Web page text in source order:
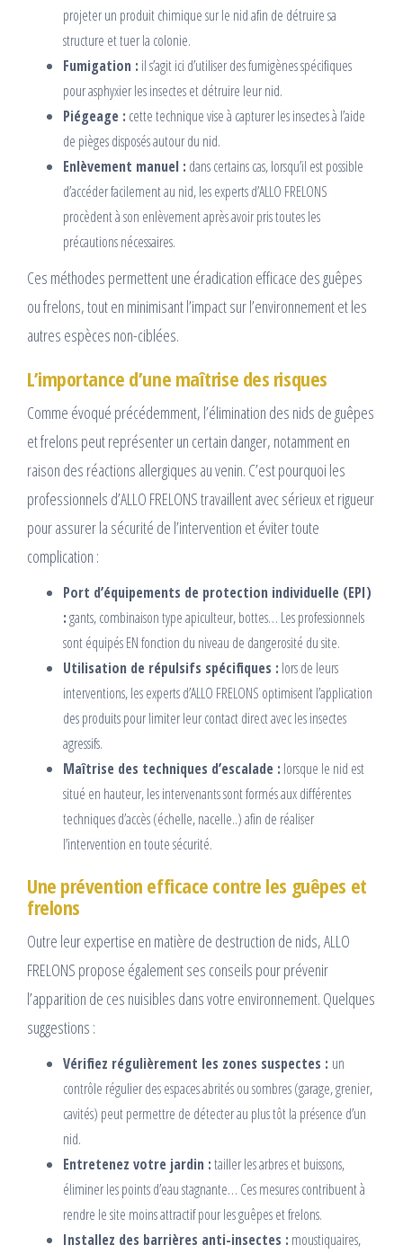
projeter un produit chimique sur le nid afin de détruire sa
structure et tuer la colonie.
Fumigation : il s’agit ici d’utiliser des fumigènes spécifiques
pour asphyxier les insectes et détruire leur nid.
Piégeage : cette technique vise à capturer les insectes à l’aide
de pièges disposés autour du nid.
Enlèvement manuel : dans certains cas, lorsqu’il est possible
d’accéder facilement au nid, les experts d’ALLO FRELONS
procèdent à son enlèvement après avoir pris toutes les
précautions nécessaires.
Ces méthodes permettent une éradication efficace des guêpes
ou frelons, tout en minimisant l’impact sur l’environnement et les
autres espèces non-ciblées.
L’importance d’une maîtrise des risques
Comme évoqué précédemment, l’élimination des nids de guêpes
et frelons peut représenter un certain danger, notamment en
raison des réactions allergiques au venin. C’est pourquoi les
professionnels d’ALLO FRELONS travaillent avec sérieux et rigueur
pour assurer la sécurité de l’intervention et éviter toute
complication :
Port d’équipements de protection individuelle (EPI)
:gants, combinaison type apiculteur, bottes… Les professionnels
sont équipés EN fonction du niveau de dangerosité du site.
Utilisation de répulsifs spécifiques : lors de leurs
interventions, les experts d’ALLO FRELONS optimisent l’application
des produits pour limiter leur contact direct avec les insectes
agressifs.
Maîtrise des techniques d’escalade : lorsque le nid est
situé en hauteur, les intervenants sont formés aux différentes
techniques d’accès (échelle, nacelle..) afin de réaliser
l’intervention en toute sécurité.
Une prévention efficace contre les guêpes et
frelons
Outre leur expertise en matière de destruction de nids, ALLO
FRELONS propose également ses conseils pour prévenir
l’apparition de ces nuisibles dans votre environnement. Quelques
suggestions :
Vérifiez régulièrement les zones suspectes : un
contrôle régulier des espaces abrités ou sombres (garage, grenier,
cavités) peut permettre de détecter au plus tôt la présence d’un
nid.
Entretenez votre jardin :tailler les arbres et buissons,
éliminer les points d’eau stagnante… Ces mesures contribuent à
rendre le site moins attractif pour les guêpes et frelons.
Installez des barrières anti-insectes : moustiquaires,